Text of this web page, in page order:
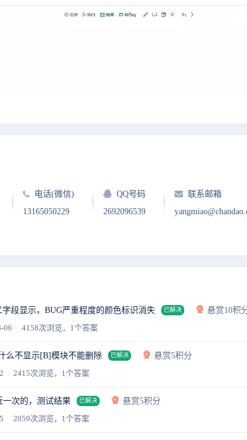
电话(微信)
13165050229
QQ号码
2692096539
联系邮箱
段显示，BUG严重程度的颜色标识消失 已解决
悬赏10积
06 4158次浏览，1个答案
么不显示[B]模块不能删除 已解决
悬赏5积分
2415次浏览，1个答案
一次的，测试结果 已解决
悬赏5积分
2059次浏览，1个答案